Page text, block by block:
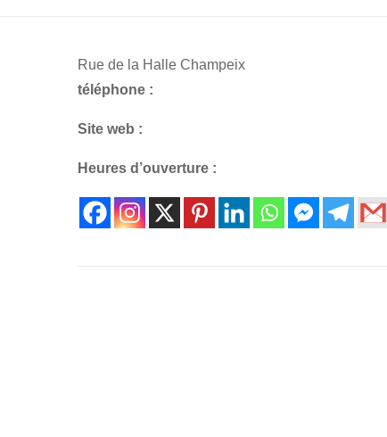
Rue de la Halle Champeix
téléphone :
Site web :
Heures d’ouverture :